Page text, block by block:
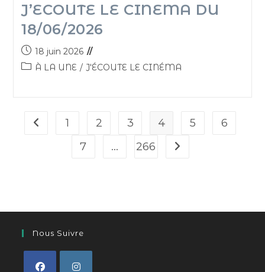
J’ECOUTE LE CINEMA DU
18/06/2026
18 juin 2026
À LA UNE / J'ÉCOUTE LE CINÉMA
1 2 3 4 5
6
7
… 266
Nous Suivre